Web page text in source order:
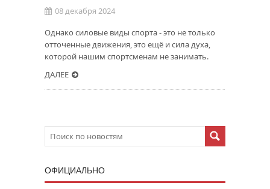
08 декабря 2024
Однако силовые виды спорта - это не только
отточенные движения, это ещё и сила духа,
которой нашим спортсменам не занимать.
ДАЛЕЕ
ОФИЦИАЛЬНО